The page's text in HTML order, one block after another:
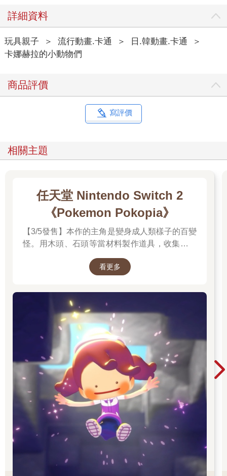
詳細資料
玩具親子 ＞ 流行動畫.卡通 ＞ 日.韓動畫.卡通
＞
卡娜赫拉的小動物們
商品評價
寫評價
相關主題
任天堂 Nintendo Switch 2
《Pokemon Pokopia》
【3/5發售】本作的主角是變身成人類樣子的百變
怪。用木頭、石頭等當材料製作道具，收集樹果
方吧。並且遊戲中的時間會與現實時間同步。體
的個性，度過悠悠哉哉的生活吧。
看更多